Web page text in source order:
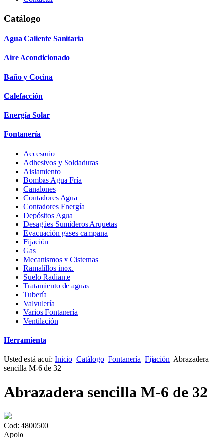
Catálogo
Agua Caliente Sanitaria
Aire Acondicionado
Baño y Cocina
Calefacción
Energía Solar
Fontanería
Accesorio
Adhesivos y Soldaduras
Aislamiento
Bombas Agua Fría
Canalones
Contadores Agua
Contadores Energía
Depósitos Agua
Desagües Sumideros Arquetas
Evacuación gases campana
Fijación
Gas
Mecanismos y Cisternas
Ramalillos inox.
Suelo Radiante
Tratamiento de aguas
Tubería
Valvulería
Varios Fontanería
Ventilación
Herramienta
Usted está aquí: Inicio Catálogo Fontanería Fijación Abrazadera
sencilla M-6 de 32
Abrazadera sencilla M-6 de 32
Cod: 4800500
Apolo